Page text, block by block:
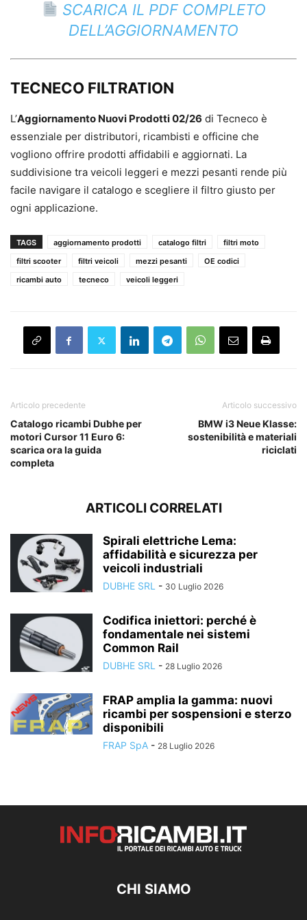
SCARICA IL PDF COMPLETO
DELL’AGGIORNAMENTO
TECNECO FILTRATION
L’Aggiornamento Nuovi Prodotti 02/26 di Tecneco è
essenziale per distributori, ricambisti e officine che
vogliono offrire prodotti affidabili e aggiornati. La
suddivisione tra veicoli leggeri e mezzi pesanti rende più
facile navigare il catalogo e scegliere il filtro giusto per
ogni applicazione.
TAGS aggiornamento prodotti catalogo filtri
filtri moto
filtri scooter
filtri veicoli mezzi pesanti
OE codici
ricambi auto
tecneco veicoli leggeri
Articolo precedente
Catalogo ricambi Dubhe per
motori Cursor 11 Euro 6:
scarica ora la guida
completa
Articolo successivo
BMW i3 Neue Klasse:
sostenibilità e materiali
riciclati
ARTICOLI CORRELATI
Spirali elettriche Lema:
affidabilità e sicurezza per
veicoli industriali
DUBHE SRL - 30 Luglio 2026
Codifica iniettori: perché è
fondamentale nei sistemi
Common Rail
DUBHE SRL - 28 Luglio 2026
FRAP amplia la gamma: nuovi
ricambi per sospensioni e sterzo
disponibili
FRAP SpA - 28 Luglio 2026
CHI SIAMO